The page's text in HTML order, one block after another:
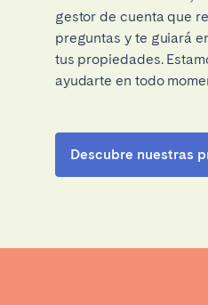
gestor de cuenta que
preguntas y te guiará
tus propiedades.
ayudarte en todo
Descubre nuestras